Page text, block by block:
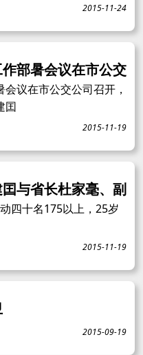
2015-11-24
部暑会议在市公交
议在市公交公司召开，
囯
2015-11-19
与省长杜家毫、副
四十名175以上，25岁
2015-11-19
2015-09-19